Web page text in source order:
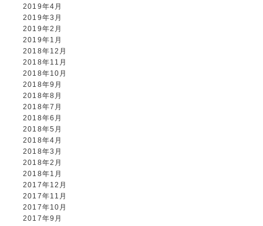
2019年4月
2019年3月
2019年2月
2019年1月
2018年12月
2018年11月
2018年10月
2018年9月
2018年8月
2018年7月
2018年6月
2018年5月
2018年4月
2018年3月
2018年2月
2018年1月
2017年12月
2017年11月
2017年10月
2017年9月